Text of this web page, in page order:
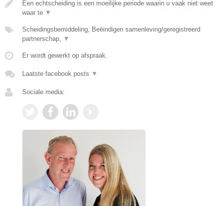
Een echtscheiding is een moeilijke periode waarin u vaak niet weet
waar te ▼
Scheidingsbemiddeling, Beëindigen samenleving/geregistreerd
partnerschap, ▼
Er wordt gewerkt op afspraak.
Laatste facebook posts ▼
Sociale media: